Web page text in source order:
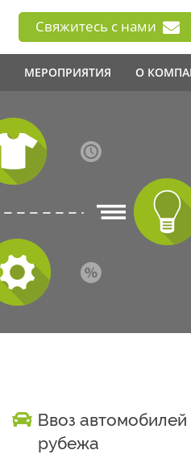
Свяжитесь с нами
МЕРОПРИЯТИЯ О
Ввоз автомобилей
рубежа